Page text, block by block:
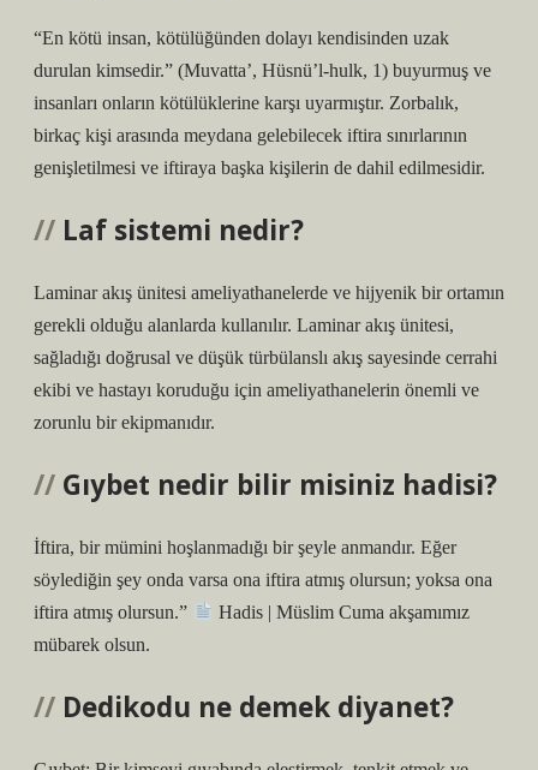
“En kötü insan, kötülüğünden dolayı kendisinden uzak
durulan kimsedir.” (Muvatta’, Hüsnü’l-hulk, 1) buyurmuş ve
insanları onların kötülüklerine karşı uyarmıştır. Zorbalık,
birkaç kişi arasında meydana gelebilecek iftira sınırlarının
genişletilmesi ve iftiraya başka kişilerin de dahil edilmesidir.
Laf sistemi nedir?
Laminar akış ünitesi ameliyathanelerde ve hijyenik bir ortamın
gerekli olduğu alanlarda kullanılır. Laminar akış ünitesi,
sağladığı doğrusal ve düşük türbülanslı akış sayesinde cerrahi
ekibi ve hastayı koruduğu için ameliyathanelerin önemli ve
zorunlu bir ekipmanıdır.
Gıybet nedir bilir misiniz hadisi?
İftira, bir mümini hoşlanmadığı bir şeyle anmandır. Eğer
söylediğin şey onda varsa ona iftira atmış olursun; yoksa ona
iftira atmış olursun.”
Hadis | Müslim Cuma akşamımız
mübarek olsun.
Dedikodu ne demek diyanet?